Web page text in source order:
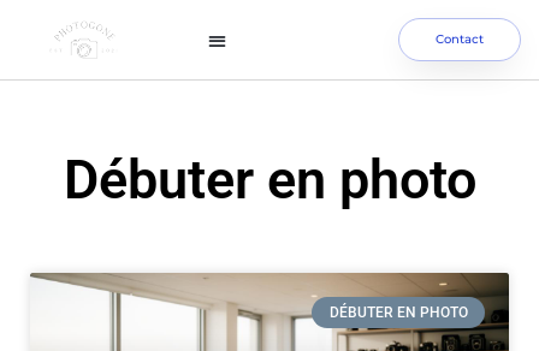
Contact
Débuter en photo
DÉBUTER EN PHOTO